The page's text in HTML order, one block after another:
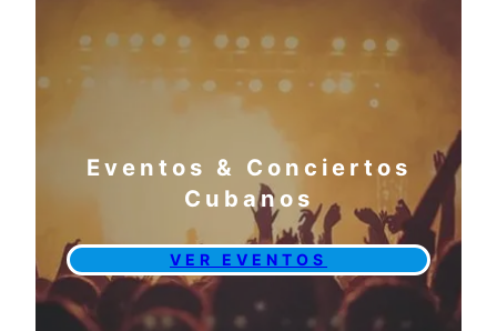
Eventos & Conciertos
Cubanos
VER EVENTOS